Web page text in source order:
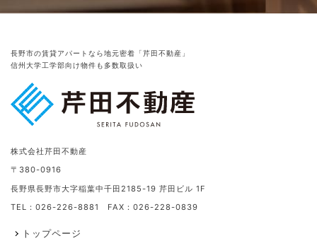
長野市の賃貸アパートなら地元密着「芹田不動産」
信州大学工学部向け物件も多数取扱い
株式会社芹田不動産
〒380-0916
長野県長野市大字稲葉中千田2185-19 芹田ビル 1F
TEL：026-226-8881 FAX：026-228-0839
トップページ